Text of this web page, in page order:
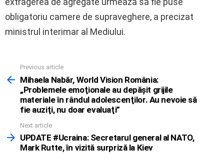
obligatoriu camere de supraveghere, a precizat
ministrul interimar al Mediului.
more
Previous article
Mihaela Nabăr, World Vision România:
„Problemele emoţionale au depăşit grijile
materiale în rândul adolescenţilor. Au nevoie să
fie auziţi, nu doar evaluaţi”
Next article
UPDATE #Ucraina: Secretarul general al NATO,
Mark Rutte, în vizită surpriză la Kiev